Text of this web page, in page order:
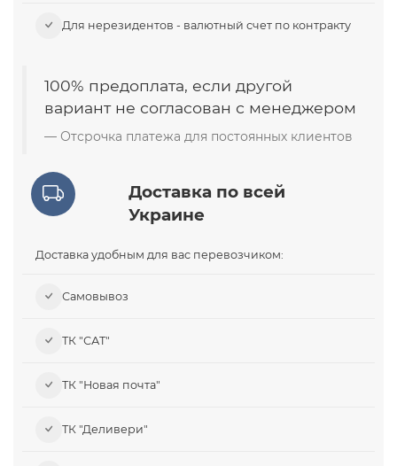
Для нерезидентов - валютный счет по контракту
100% предоплата, если другой
вариант не согласован с менеджером
Отсрочка платежа для постоянных клиентов
Доставка по всей
Украине
Доставка удобным для вас перевозчиком:
Самовывоз​
ТК "САТ"
ТК "Новая почта"
ТК "Деливери"